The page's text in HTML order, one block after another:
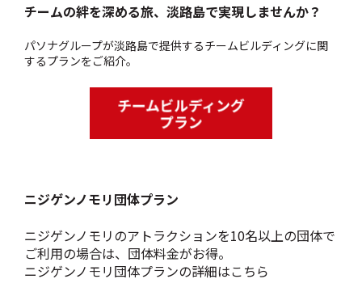
チームの絆を深める旅、淡路島で実現しませんか？
パソナグループが淡路島で提供するチームビルディングに関
するプランをご紹介。
ニジゲンノモリ団体プラン
ニジゲンノモリのアトラクションを10名以上の団体で
ご利用の場合は、団体料金がお得。
ニジゲンノモリ団体プランの詳細はこちら